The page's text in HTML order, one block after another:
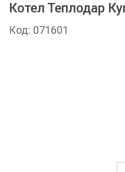
Котел Теплодар
Код: 071601